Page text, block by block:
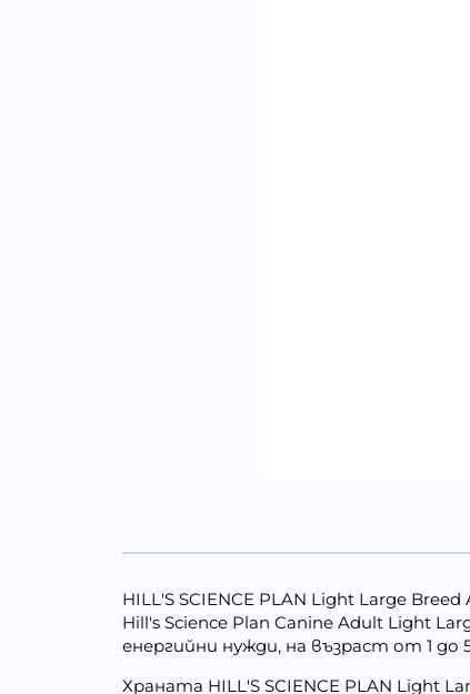
HILL'S SCIENCE PLAN Light Large
Hill's Science Plan Canine Adult Light
енергийни нужди, на възраст от 1 до
Храната HILL'S SCIENCE PLAN Light